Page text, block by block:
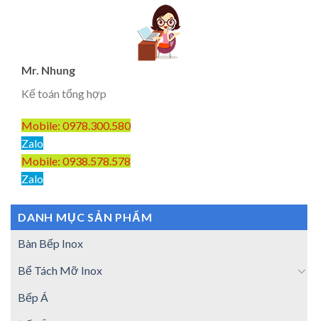
Mr. Nhung
Kế toán tổng hợp
Mobile: 0978.300.580
Zalo
Mobile: 0938.578.578
Zalo
DANH MỤC SẢN PHẨM
Bàn Bếp Inox
Bể Tách Mỡ Inox
Bếp Á